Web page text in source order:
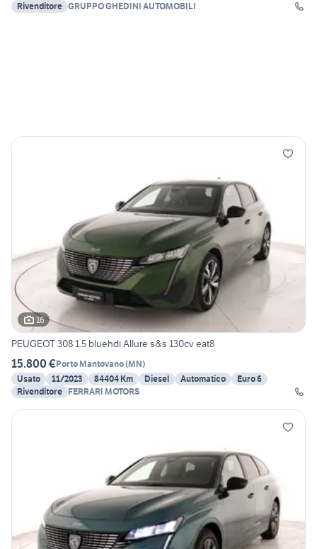
Rivenditore GRUPPO GHEDINI AUTOMOBILI
16
PEUGEOT 308 1.5 bluehdi Allure s&s 130cv eat8
15.800 €Porto Mantovano(MN)
Usato
11/2023 84404 Km Diesel Automatico
Euro 6
Rivenditore FERRARI MOTORS